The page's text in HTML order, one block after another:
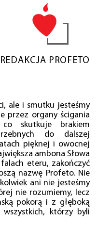
REDAKCJA PROFETO
ale i smutku jesteśmy
przez organy ścigania
skutkuje brakiem
do dalszej
pięknej i owocnej
ambona Słowa
eteru, zakończyć
nazwę Profeto. Nie
ani nie jesteśmy
nie rozumiemy, lecz
pokorą i z głęboką
którzy byli